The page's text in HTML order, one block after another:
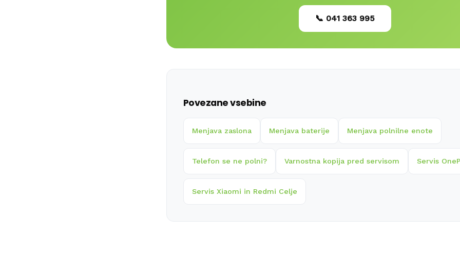
📞 041 363 995
Povezane vsebine
Menjava zaslona Menjava baterije Menjava polnilne enote
Telefon se ne polni? Varnostna kopija pred servisom Servis
Servis Xiaomi in Redmi Celje